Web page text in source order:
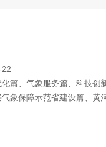
篇、气象服务篇、科技创
象保障示范省建设篇、黄
历史意义的珍贵照片，清